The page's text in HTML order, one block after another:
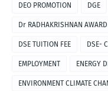
DEO PROMOTION DGE
Dr RADHAKRISHNAN AWARD
DSE TUITION FEE DSE-
EMPLOYMENT ENERGY
ENVIRONMENT CLIMATE